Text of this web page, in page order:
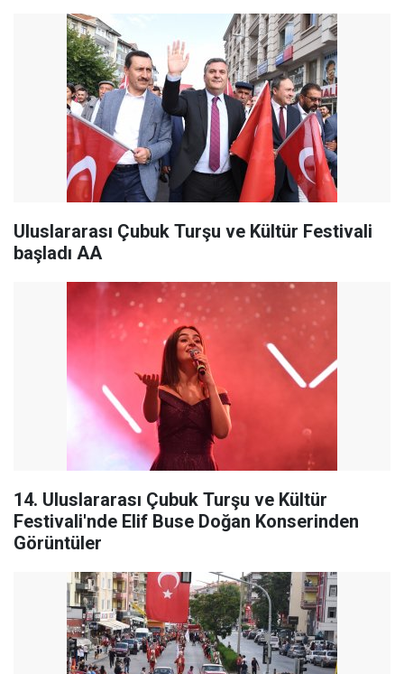
Uluslararası Çubuk Turşu ve Kültür Festivali
başladı AA
14. Uluslararası Çubuk Turşu ve Kültür
Festivali'nde Elif Buse Doğan Konserinden
Görüntüler